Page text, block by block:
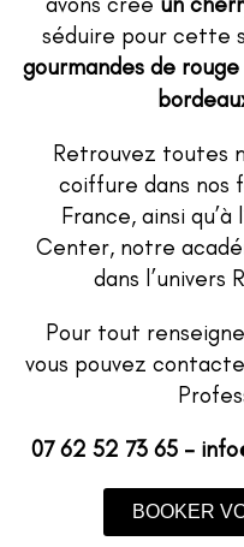
séduire pour cette
gourmandes de
Retrouvez toutes
coiffure dans nos
France, ainsi
Center, notre
dans l’univers
Pour tout
vous pouvez
07 62 52 73 65 –
BOOKER